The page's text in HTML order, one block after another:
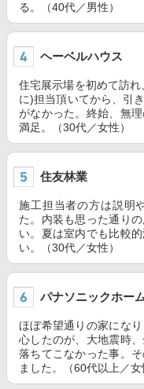
る。（40代／男性）
ヘーベルハウス
住宅展示場を初めて訪
に)担当頂いてから、引
がなかった。終始、無
満足。（30代／女性）
住友林業
施工担当者の方は説明
た。内装も思った通り
い。夏は室内でも比較
い。（30代／女性）
パナソニックホー
ほぼ希望通りの家にな
心したのが、大地震時
落ちてこなかった事。
ました。（60代以上／女